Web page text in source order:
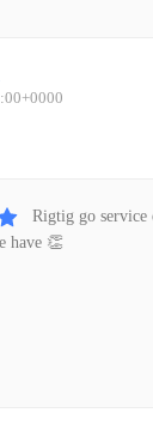
Rigtig go
have 👏